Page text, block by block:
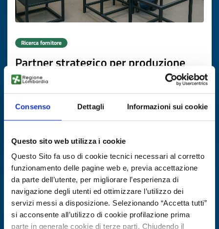
Consenso Dettagli Informazioni sui cookie
Questo sito web utilizza i cookie
Questo Sito fa uso di cookie tecnici necessari al corretto
funzionamento delle pagine web e, previa accettazione
da parte dell’utente, per migliorare l’esperienza di
navigazione degli utenti ed ottimizzare l’utilizzo dei
servizi messi a disposizione. Selezionando “Accetta tutti”
si acconsente all’utilizzo di cookie profilazione prima
parte in generale cookie di terze parti. Chiudendo il
Ricerca fornitore
Partner strategico per produzione
strutture in acciaio
ID EEN: BRMT20251103010
SCOPRI DI PIÙ →
Scade il26 novembre 2026